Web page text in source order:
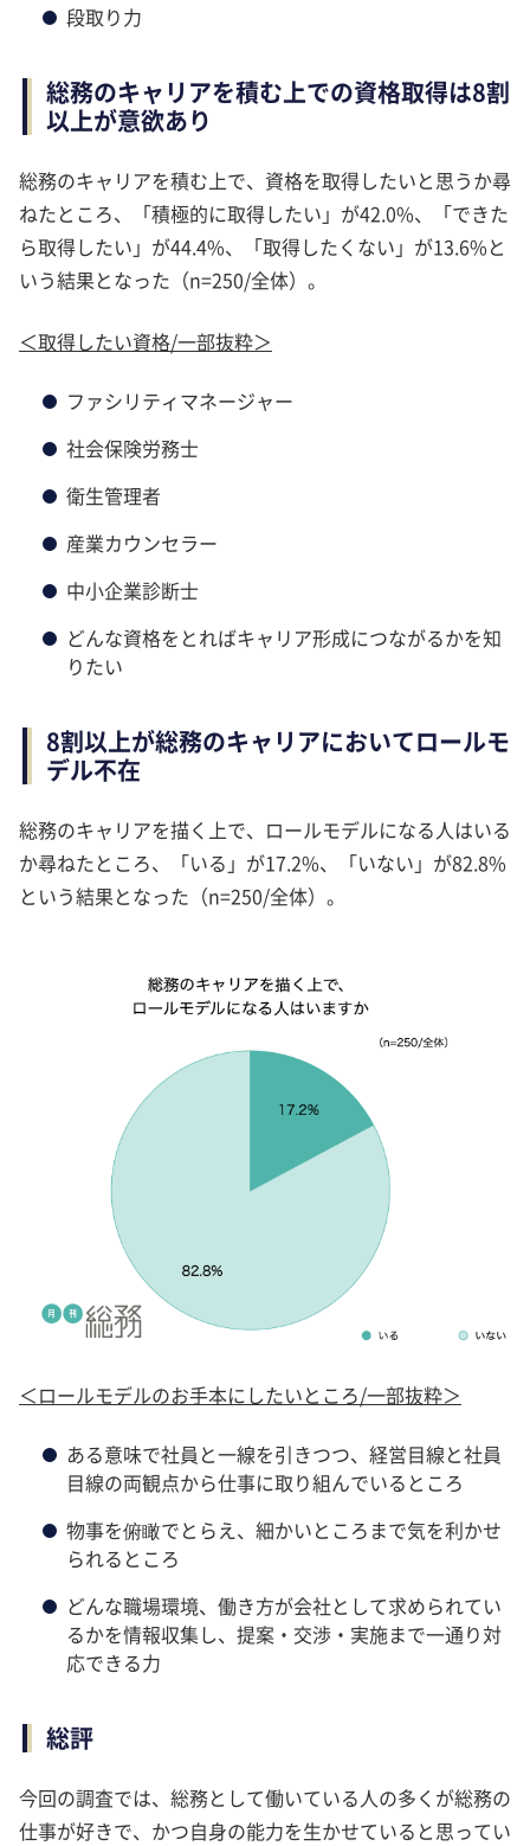
段取り力
総務のキャリアを積む上での資格取得は8割
以上が意欲あり
総務のキャリアを積む上で、資格を取得したいと思うか尋
ねたところ、「積極的に取得したい」が42.0%、「できた
ら取得したい」が44.4%、「取得したくない」が13.6%と
いう結果となった（n=250/全体）。
＜取得したい資格/一部抜粋＞
ファシリティマネージャー
社会保険労務士
衛生管理者
産業カウンセラー
中小企業診断士
どんな資格をとればキャリア形成につながるかを知
りたい
8割以上が総務のキャリアにおいてロールモ
デル不在
総務のキャリアを描く上で、ロールモデルになる人はいる
か尋ねたところ、「いる」が17.2%、「いない」が82.8%
という結果となった（n=250/全体）。
＜ロールモデルのお手本にしたいところ/一部抜粋＞
ある意味で社員と一線を引きつつ、経営目線と社員
目線の両観点から仕事に取り組んでいるところ
物事を俯瞰でとらえ、細かいところまで気を利かせ
られるところ
どんな職場環境、働き方が会社として求められてい
るかを情報収集し、提案・交渉・実施まで一通り対
応できる力
総評
今回の調査では、総務として働いている人の多くが総務の
仕事が好きで、かつ自身の能力を生かせていると思ってい